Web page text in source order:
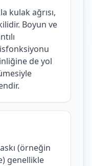
kulak ağrısı,
Boyun ve
de yol
(örneğin
genellikle